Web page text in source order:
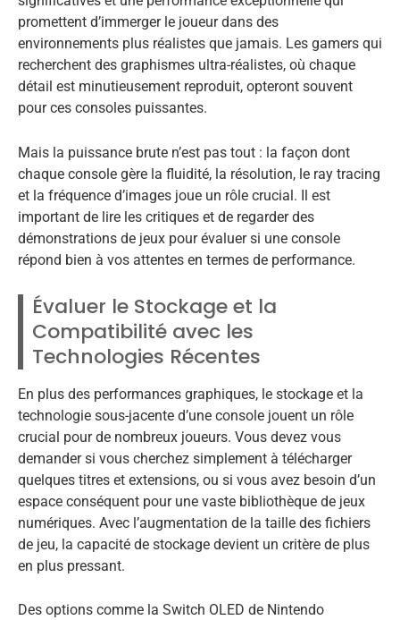
promettent d’immerger le joueur dans des
environnements plus réalistes que jamais. Les gamers qui
recherchent des graphismes ultra-réalistes, où chaque
détail est minutieusement reproduit, opteront souvent
pour ces consoles puissantes.
Mais la puissance brute n’est pas tout : la façon dont
chaque console gère la fluidité, la résolution, le ray tracing
et la fréquence d’images joue un rôle crucial. Il est
important de lire les critiques et de regarder des
démonstrations de jeux pour évaluer si une console
répond bien à vos attentes en termes de performance.
Évaluer le Stockage et la
Compatibilité avec les
Technologies Récentes
En plus des performances graphiques, le stockage et la
technologie sous-jacente d’une console jouent un rôle
crucial pour de nombreux joueurs. Vous devez vous
demander si vous cherchez simplement à télécharger
quelques titres et extensions, ou si vous avez besoin d’un
espace conséquent pour une vaste bibliothèque de jeux
numériques. Avec l’augmentation de la taille des fichiers
de jeu, la capacité de stockage devient un critère de plus
en plus pressant.
Des options comme la Switch OLED de Nintendo